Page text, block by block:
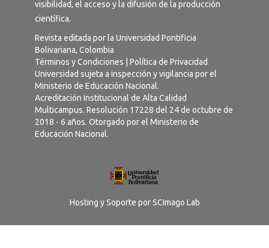
visibilidad, el acceso y la difusión de la producción
científica.
Revista editada por la Universidad Pontificia
Bolivariana, Colombia
Términos y Condiciones | Política de Privacidad
Universidad sujeta a inspección y vigilancia por el
Ministerio de Educación Nacional.
Acreditación Institucional de Alta Calidad
Multicampus. Resolución 17228 del 24 de octubre de
2018 - 6 años. Otorgado por el Ministerio de
Educación Nacional.
Hosting y Soporte porSCImago Lab